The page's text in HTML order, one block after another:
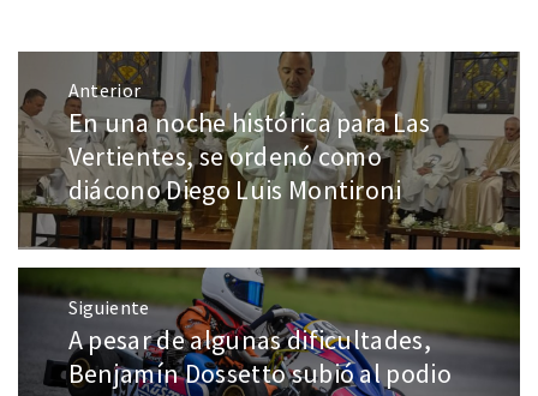
Anterior
En una noche histórica para Las
Vertientes, se ordenó como
diácono Diego Luis Montironi
Siguiente
A pesar de algunas dificultades,
Benjamín Dossetto subió al podio